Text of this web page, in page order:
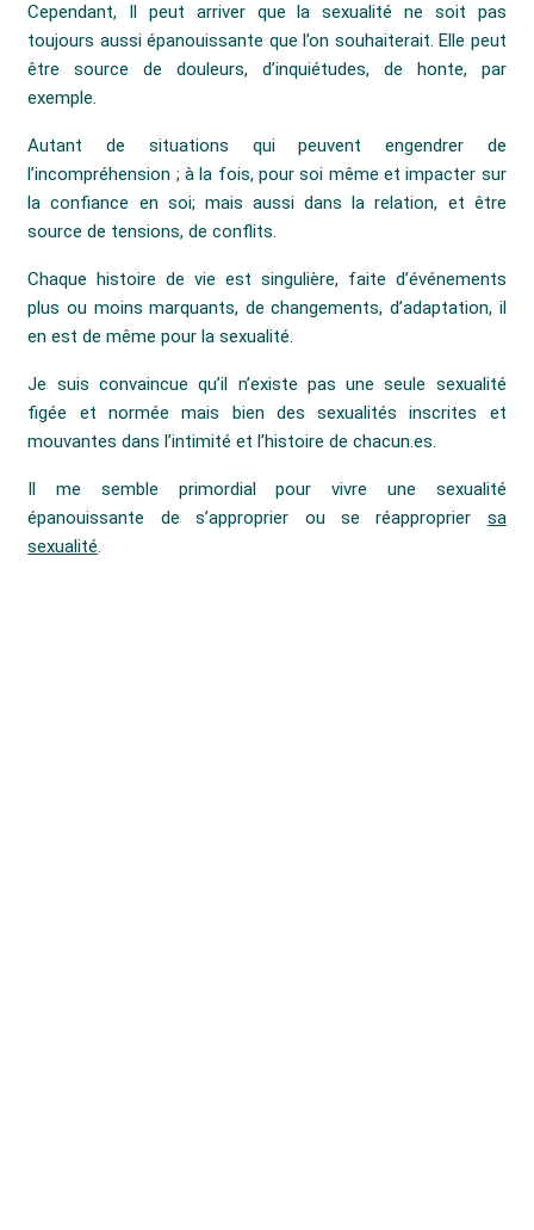
Cependant, Il peut arriver que la sexualité ne soit pas
toujours aussi épanouissante que l’on souhaiterait. Elle peut
être source de douleurs, d’inquiétudes, de honte, par
exemple.
Autant de situations qui peuvent engendrer de
l’incompréhension ; à la fois, pour soi même et impacter sur
la confiance en soi; mais aussi dans la relation, et être
source de tensions, de conflits.
Chaque histoire de vie est singulière, faite d’événements
plus ou moins marquants, de changements, d’adaptation, il
en est de même pour la sexualité.
Je suis convaincue qu’il n’existe pas une seule sexualité
figée et normée mais bien des sexualités inscrites et
mouvantes dans l’intimité et l’histoire de chacun.es.
Il me semble primordial pour vivre une sexualité
épanouissante de s’approprier ou se réapproprier sa
sexualité.